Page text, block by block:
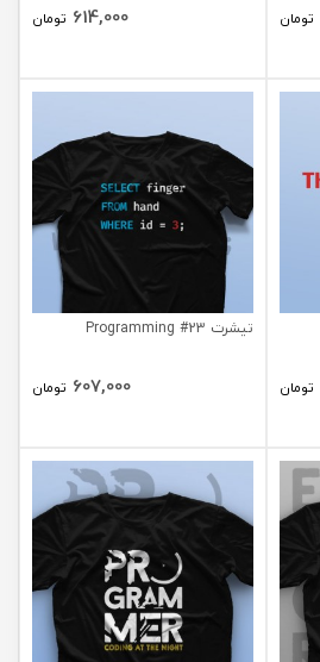
تومان 614,000 تومان
تومان
تیشرت Programming #23
607,000 تومان